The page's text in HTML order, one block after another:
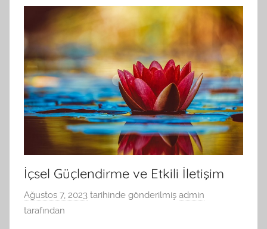
İçsel Güçlendirme ve Etkili İletişim
Ağustos 7, 2023 tarihinde gönderilmiş admin
tarafından